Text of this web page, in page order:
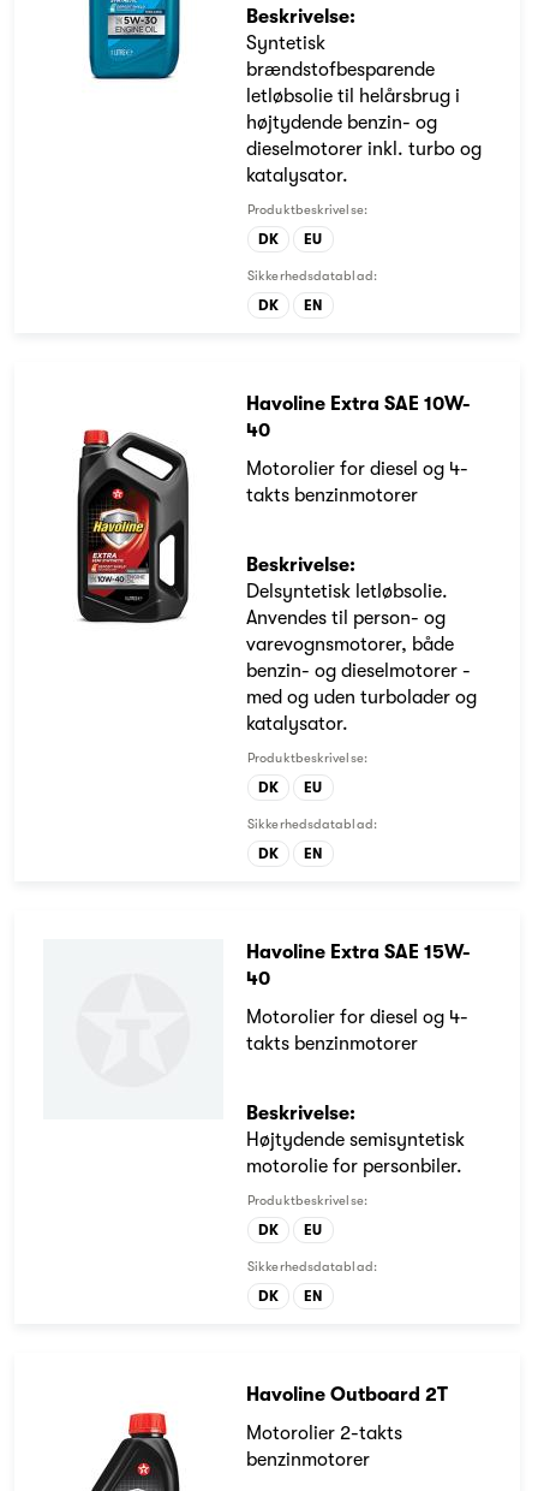
Beskrivelse:
Syntetisk
brændstofbesparende
letløbsolie til helårsbrug i
højtydende benzin- og
dieselmotorer inkl. turbo og
katalysator.
Produktbeskrivelse:
DK EU
Sikkerhedsdatablad:
DK EN
Havoline Extra SAE 10W-
40
Motorolier for diesel og 4-
takts benzinmotorer
Beskrivelse:
Delsyntetisk letløbsolie.
Anvendes til person- og
varevognsmotorer, både
benzin- og dieselmotorer -
med og uden turbolader og
katalysator.
Produktbeskrivelse:
DK EU
Sikkerhedsdatablad:
DK EN
Havoline Extra SAE 15W-
40
Motorolier for diesel og 4-
takts benzinmotorer
Beskrivelse:
Højtydende semisyntetisk
motorolie for personbiler.
Produktbeskrivelse:
DK EU
Sikkerhedsdatablad:
DK EN
Havoline Outboard 2T
Motorolier 2-takts
benzinmotorer